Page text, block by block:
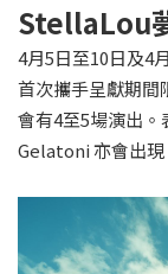
StellaLou
4月5日至10日及4
首次攜手呈獻期
會有4至5場演出
Gelatoni 亦會出現